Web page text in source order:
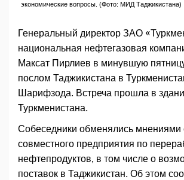
экономические вопросы. (Фото: МИД Таджикистана)
Генеральный директор ЗАО
национальная нефтегазовая
Максат Пирлиев в минувшую
послом Таджикистана в
Шарифзода. Встреча прошла в
Туркменистана.
Собеседники обменялись мнениями
совместного предприятия по
нефтепродуктов, в том числе о
поставок в Таджикистан. Об этом